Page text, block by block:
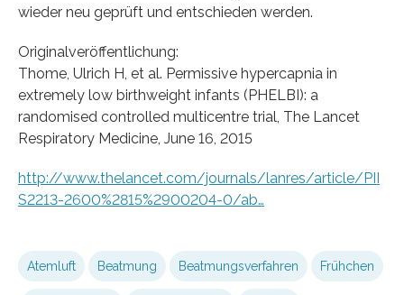
wieder neu geprüft und entschieden werden.
Originalveröffentlichung:
Thome, Ulrich H, et al. Permissive hypercapnia in
extremely low birthweight infants (PHELBI): a
randomised controlled multicentre trial, The Lancet
Respiratory Medicine, June 16, 2015
http://www.thelancet.com/journals/lanres/article/PII
S2213-2600%2815%2900204-0/ab…
Atemluft Beatmung Beatmungsverfahren Frühchen